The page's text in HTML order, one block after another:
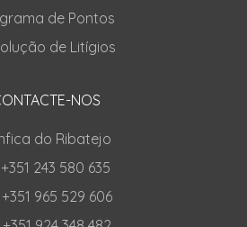
de Pontos
de Litígios
NOS
do Ribatejo
243 580 635
965 529 606